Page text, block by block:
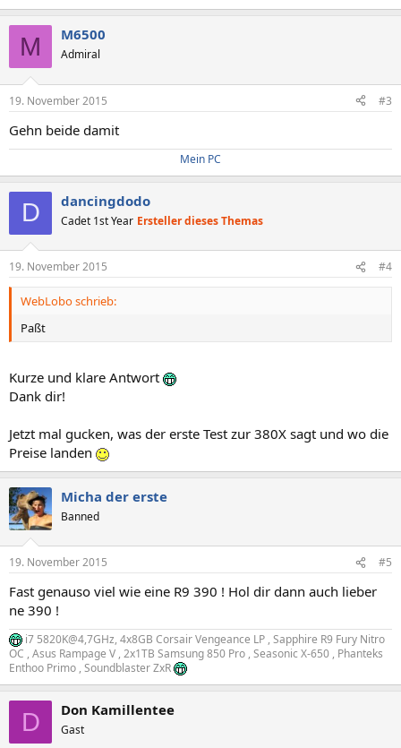
M M6500
Admiral
19. November 2015 #3
Gehn beide damit
Mein PC
D dancingdodo
Cadet 1st Year Ersteller dieses Themas
19. November 2015 #4
WebLobo schrieb:
Paßt
Kurze und klare Antwort
Dank dir!
Jetzt mal gucken, was der erste Test zur 380X sagt und wo die
Preise landen
Micha der erste
Banned
19. November 2015 #5
Fast genauso viel wie eine R9 390 ! Hol dir dann auch lieber
ne 390 !
i7 5820K@4,7GHz, 4x8GB Corsair Vengeance LP , Sapphire R9 Fury Nitro
OC , Asus Rampage V , 2x1TB Samsung 850 Pro , Seasonic X-650 , Phanteks
Enthoo Primo , Soundblaster ZxR
D Don Kamillentee
Gast